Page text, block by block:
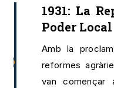
1931: La
Poder Local
Amb la
reformes
van començar